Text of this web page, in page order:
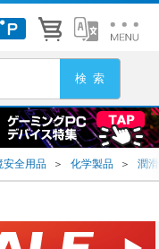
安全用品 ＞ 化学製品 ＞ 潤